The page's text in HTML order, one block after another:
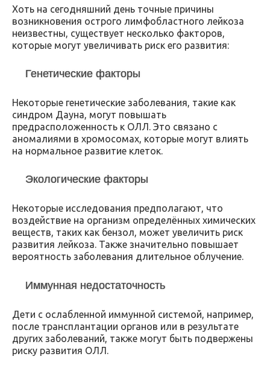
Хоть на сегодняшний день точные причины
возникновения острого лимфобластного лейкоза
неизвестны, существует несколько факторов,
которые могут увеличивать риск его развития:
Генетические факторы
Некоторые генетические заболевания, такие как
синдром Дауна, могут повышать
предрасположенность к ОЛЛ. Это связано с
аномалиями в хромосомах, которые могут влиять
на нормальное развитие клеток.
Экологические факторы
Некоторые исследования предполагают, что
воздействие на организм определённых химических
веществ, таких как бензол, может увеличить риск
развития лейкоза. Также значительно повышает
вероятность заболевания длительное облучение.
Иммунная недостаточность
Дети с ослабленной иммунной системой, например,
после трансплантации органов или в результате
других заболеваний, также могут быть подвержены
риску развития ОЛЛ.